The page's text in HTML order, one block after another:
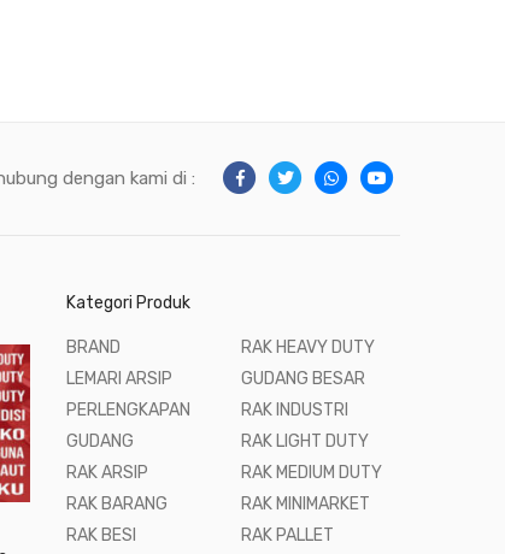
dengan kami di :
Kategori Produk
BRAND
LEMARI ARSIP
PERLENGKAPAN
GUDANG
RAK ARSIP
RAK BARANG
RAK BESI
RAK HEAVY DUTY
GUDANG BESAR
RAK INDUSTRI
RAK LIGHT DUTY
RAK MEDIUM DUTY
RAK MINIMARKET
RAK PALLET